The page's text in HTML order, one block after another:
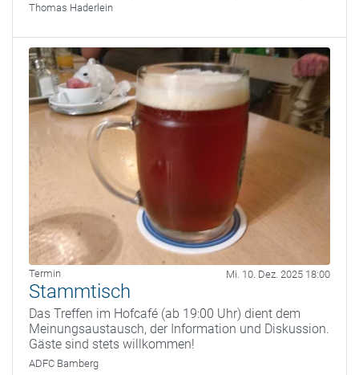
Thomas Haderlein
Termin Mi. 10. Dez. 2025 18:00
Stammtisch
Das Treffen im Hofcafé (ab 19:00 Uhr) dient dem
Meinungsaustausch, der Information und Diskussion.
Gäste sind stets willkommen!
ADFC Bamberg